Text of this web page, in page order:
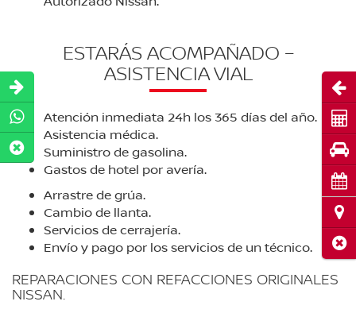
ESTARÁS ACOMPAÑADO –
ASISTENCIA VIAL
Atención inmediata 24h los 365 días del año.
Asistencia médica.
Suministro de gasolina.
Gastos de hotel por avería.
Arrastre de grúa.
Cambio de llanta.
Servicios de cerrajería.
Envío y pago por los servicios de un técnico.
REPARACIONES CON REFACCIONES ORIGINALES
NISSAN.